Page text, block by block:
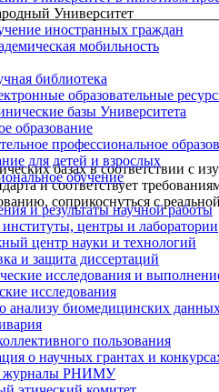
Университет
иностранных граждан
мобильность
библиотека
образовательные
базы Университета
образование
профессиональное
для детей и взрослых
обучение
и результаты научной работы
центры и лаборатории
центр науки и технологий
и защита диссертаций
исследования и
исследования
анализу биомедицинских
пользования
о научных грантах и
журналы РНИМУ
базах в соответствии с
и соответствует
соприкоснуться с